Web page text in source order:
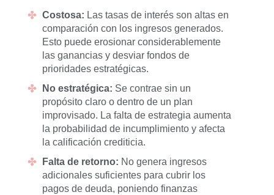
Costosa: Las tasas de interés son altas en
comparación con los ingresos generados.
Esto puede erosionar considerablemente
las ganancias y desviar fondos de
prioridades estratégicas.
No estratégica: Se contrae sin un
propósito claro o dentro de un plan
improvisado. La falta de estrategia aumenta
la probabilidad de incumplimiento y afecta
la calificación crediticia.
Falta de retorno: No genera ingresos
adicionales suficientes para cubrir los
pagos de deuda, poniendo finanzas